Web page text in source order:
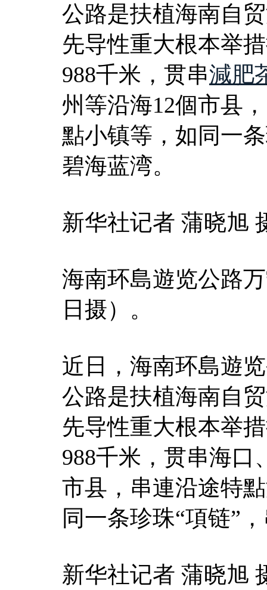
公路是扶植海南自
先导性重大根本举
988千米，贯串減肥
州等沿海12個市县
點小镇等，如同一
碧海蓝湾。
新华社记者 蒲晓旭
海南环島遊览公路
日摄）。
近日，海南环島遊
公路是扶植海南自
先导性重大根本举
988千米，贯串海口
市县，串連沿途特
同一条珍珠“項链”
新华社记者 蒲晓旭